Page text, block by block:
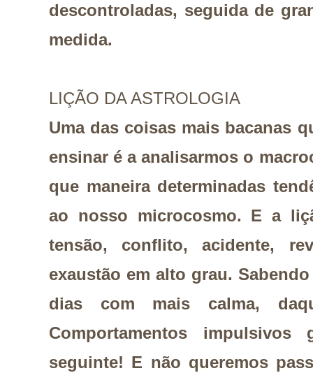
descontroladas, seguida de
medida.
LIÇÃO DA ASTROLOGIA
Uma das coisas mais bacanas
ensinar é a analisarmos o
que maneira determinadas
ao nosso microcosmo. E a
tensão, conflito, acidente,
exaustão em alto grau.
dias com mais calma,
Comportamentos
seguinte! E não queremos